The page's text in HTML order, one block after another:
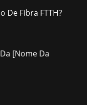
De Fibra FTTH?
[nome Da